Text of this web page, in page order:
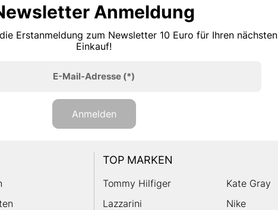
Anmeldung
Erstanmeldung zum Newsletter 10 Euro für Ihren nächsten
Einkauf!
E-Mail-Adresse(*)
Anmelden
TOP MARKEN
Tommy Hilfiger Kate Gray
Lazzarini
Nike